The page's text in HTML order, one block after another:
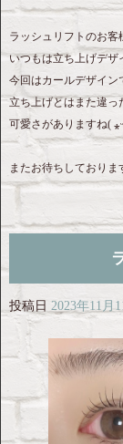
ラッシュリフトのお
いつもは立ち上げデザ
今回はカールデザイン
立ち上げとはまた違っ
可愛さがありますね(
またお待ちしておりま
投稿日 2023年11月